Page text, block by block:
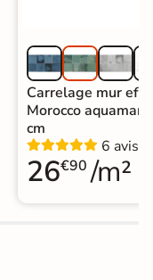
Carrelage mur
Morocco
cm
6 avis
26€90 /m²